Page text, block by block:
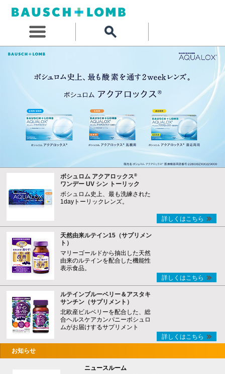
ボシュロム アクアロックス®
ワンデー UV シン トーリック
ボシュロム史上、最も洗練された
1dayトーリックレンズ。
詳しくはこちら
天然由来ルテイン15（サプリメン
ト）
マリーゴールドから抽出した天然
由来のルテインを配合した機能性
表示食品。
詳しくはこちら
ルテインブルーベリー＆アスタキ
サンチン（サプリメント）
北欧産ビルベリーを配合した、総
合ヘルスケアカンパニーボシュロ
ムがお届けするサプリメント
詳しくはこちら
お知らせ
ニュースルーム